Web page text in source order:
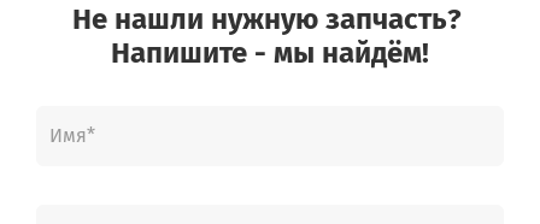
Не нашли нужную запчасть?
Напишите - мы найдём!